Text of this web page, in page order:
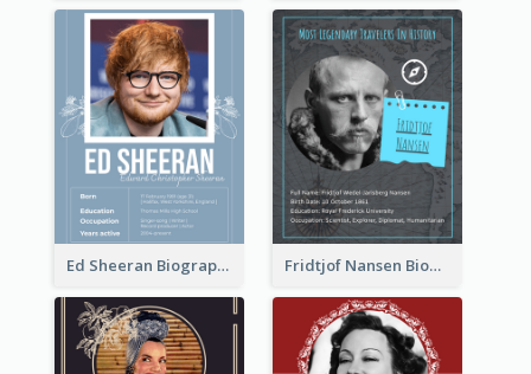
Ed Sheeran Biography Fridtjof Nansen Biography